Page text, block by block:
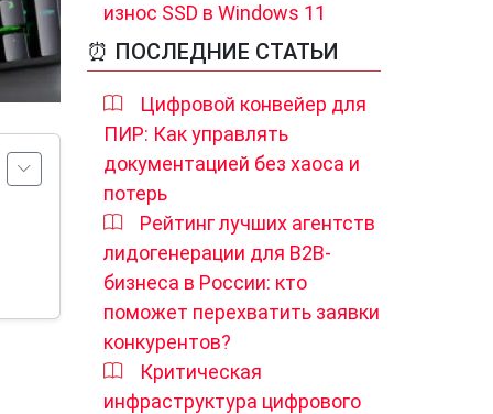
износ SSD в Windows 11
⏰ ПОСЛЕДНИЕ СТАТЬИ
Цифровой конвейер для
ПИР: Как управлять
документацией без хаоса и
потерь
Рейтинг лучших агентств
лидогенерации для B2B-
бизнеса в России: кто
поможет перехватить заявки
конкурентов?
Критическая
инфраструктура цифрового